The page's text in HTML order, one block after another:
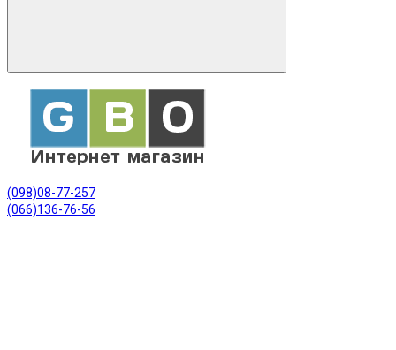
(098)08-77-257
(066)136-76-56